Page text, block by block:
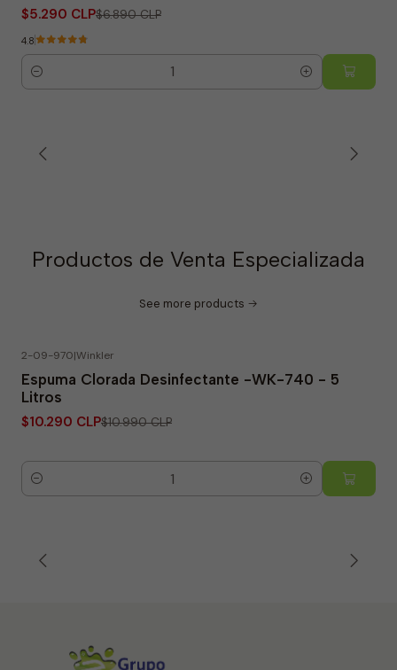
$5.290 CLP$6.890 CLP
4.8
Quantity
Productos de Venta Especializada
See more products
2-09-970|Winkler
Espuma Clorada Desinfectante -WK-740 - 5
Litros
$10.290 CLP$10.990 CLP
Quantity